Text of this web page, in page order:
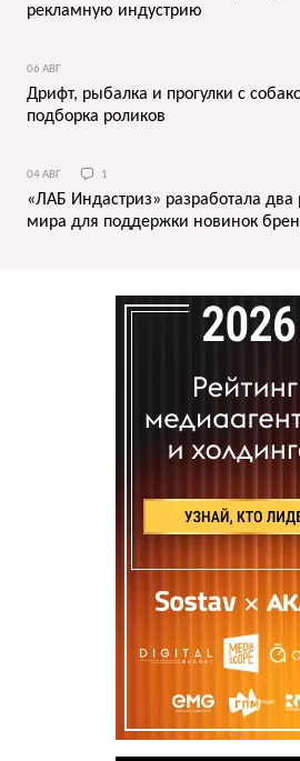
рекламную индустрию
06 АВГ
Дрифт, рыбалка и прогулки с
подборка роликов
04 АВГ 1
«ЛАБ Индастриз» разработала
мира для поддержки новинок